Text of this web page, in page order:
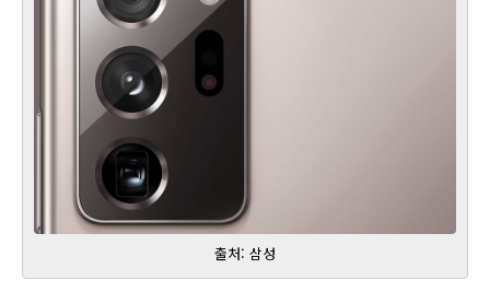
출처: 삼성